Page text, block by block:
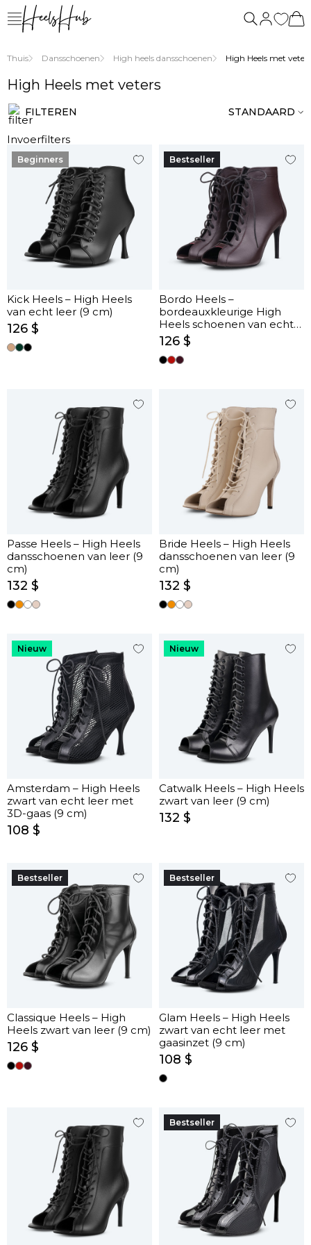
Thuis Dansschoenen High heels dansschoenen High Heels met veters
High Heels met veters
FILTEREN STANDAARD
Invoerfilters
Beginners
Kick Heels – High Heels
van echt leer (9 cm)
126 $
Bestseller
Bordo Heels –
bordeauxkleurige High
Heels schoenen van echt
leer (9 cm)
126 $
Passe Heels – High Heels
dansschoenen van leer (9
cm)
132 $
Bride Heels – High Heels
dansschoenen van leer (9
cm)
132 $
Nieuw
Amsterdam – High Heels
zwart van echt leer met
3D-gaas (9 cm)
108 $
Nieuw
Catwalk Heels – High Heels
zwart van leer (9 cm)
132 $
Bestseller
Classique Heels – High
Heels zwart van leer (9 cm)
126 $
Bestseller
Glam Heels – High Heels
zwart van echt leer met
gaasinzet (9 cm)
108 $
Bestseller